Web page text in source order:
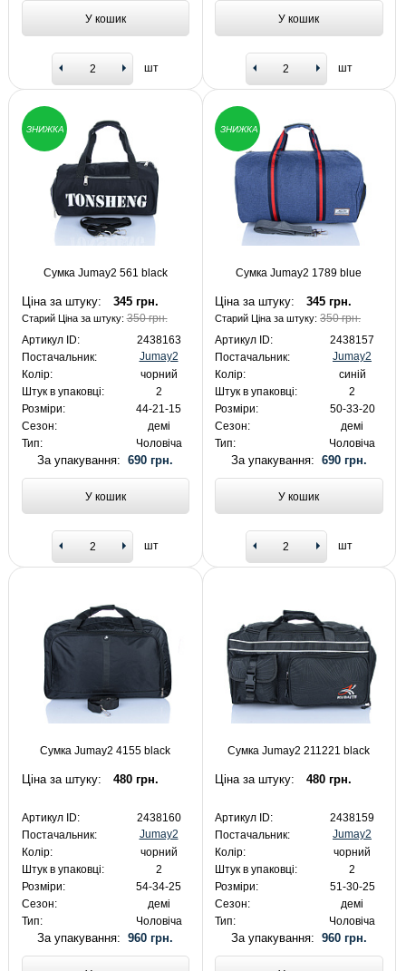
У кошик
шт
У кошик
шт
ЗНИЖКА
Сумка Jumay2 561 black
Ціна за штуку: 345 грн.
Старий Ціна за штуку:350 грн.
Артикул ID:
2438163
Постачальник:
Jumay2
Колір:
чорний
Штук в упаковці:
2
Розміри:
44-21-15
Сезон:
демі
Тип:
Чоловіча
За упакування:690 грн.
У кошик
шт
ЗНИЖКА
Сумка Jumay2 1789 blue
Ціна за штуку: 345 грн.
Старий Ціна за штуку:350 грн.
Артикул ID:
2438157
Постачальник:
Jumay2
Колір:
синій
Штук в упаковці:
2
Розміри:
50-33-20
Сезон:
демі
Тип:
Чоловіча
За упакування: 690 грн.
У кошик
шт
Сумка Jumay2 4155 black
Ціна за штуку: 480 грн.
Артикул ID:
2438160
Постачальник:
Jumay2
Колір:
чорний
Штук в упаковці:
2
Розміри:
54-34-25
Сезон:
демі
Тип:
Чоловіча
За упакування:960 грн.
Сумка Jumay2 211221 black
Ціна за штуку: 480 грн.
Артикул ID:
2438159
Постачальник:
Jumay2
Колір:
чорний
Штук в упаковці:
2
Розміри:
51-30-25
Сезон:
демі
Тип:
Чоловіча
За упакування: 960 грн.